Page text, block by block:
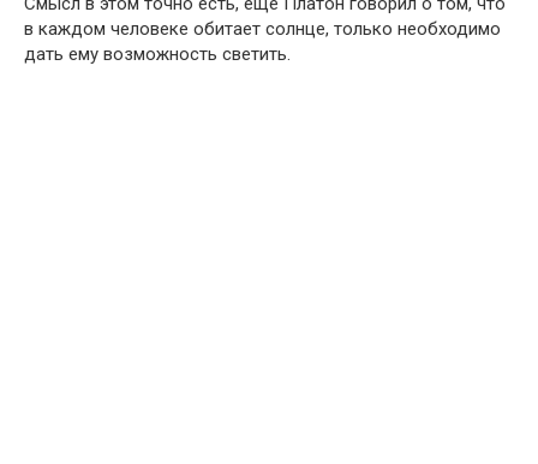
в каждом человеке обитает солнце, только необходимо
дать ему возможность светить.